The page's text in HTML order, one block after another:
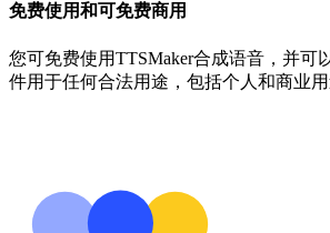
免费使用和可免费商用
您可免费使用TTSMaker合成语音，并可
件用于任何合法用途，包括个人和商业用